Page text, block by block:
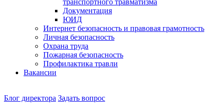
транспортного травматизма
Документация
ЮИД
Интернет безопасность и правовая грамотность
Личная безопасность
Охрана труда
Пожарная безопасность
Профилактика травли
Вакансии
директор
Блог директора Задать вопрос